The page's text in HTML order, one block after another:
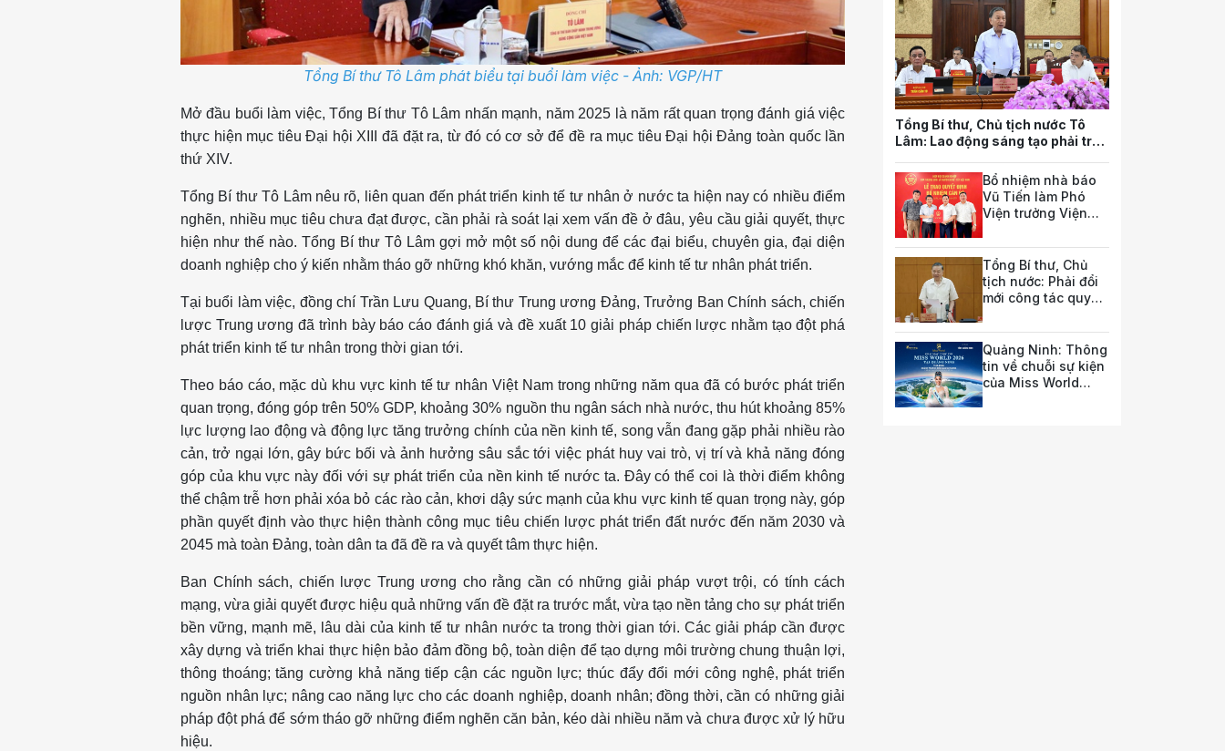
Tổng Bí thư Tô Lâm phát biểu tại buổi làm việc - Ảnh: VGP/HT
Mở đầu buổi làm việc, Tổng Bí thư Tô Lâm nhấn mạnh, năm 2025 là năm rất quan trọng đánh giá việc
thực hiện mục tiêu Đại hội XIII đã đặt ra, từ đó có cơ sở để đề ra mục tiêu Đại hội Đảng toàn quốc lần
thứ XIV.
Tổng Bí thư Tô Lâm nêu rõ, liên quan đến phát triển kinh tế tư nhân ở nước ta hiện nay có nhiều điểm
nghẽn, nhiều mục tiêu chưa đạt được, cần phải rà soát lại xem vấn đề ở đâu, yêu cầu giải quyết, thực
hiện như thế nào. Tổng Bí thư Tô Lâm gợi mở một số nội dung để các đại biểu, chuyên gia, đại diện
doanh nghiệp cho ý kiến nhằm tháo gỡ những khó khăn, vướng mắc để kinh tế tư nhân phát triển.
Tại buổi làm việc, đồng chí Trần Lưu Quang, Bí thư Trung ương Đảng, Trưởng Ban Chính sách, chiến
lược Trung ương đã trình bày báo cáo đánh giá và đề xuất 10 giải pháp chiến lược nhằm tạo đột phá
phát triển kinh tế tư nhân trong thời gian tới.
Theo báo cáo, mặc dù khu vực kinh tế tư nhân Việt Nam trong những năm qua đã có bước phát triển
quan trọng, đóng góp trên 50% GDP, khoảng 30% nguồn thu ngân sách nhà nước, thu hút khoảng 85%
lực lượng lao động và động lực tăng trưởng chính của nền kinh tế, song vẫn đang gặp phải nhiều rào
cản, trở ngại lớn, gây bức bối và ảnh hưởng sâu sắc tới việc phát huy vai trò, vị trí và khả năng đóng
góp của khu vực này đối với sự phát triển của nền kinh tế nước ta. Đây có thể coi là thời điểm không
thể chậm trễ hơn phải xóa bỏ các rào cản, khơi dậy sức mạnh của khu vực kinh tế quan trọng này, góp
phần quyết định vào thực hiện thành công mục tiêu chiến lược phát triển đất nước đến năm 2030 và
2045 mà toàn Đảng, toàn dân ta đã đề ra và quyết tâm thực hiện.
Ban Chính sách, chiến lược Trung ương cho rằng cần có những giải pháp vượt trội, có tính cách
mạng, vừa giải quyết được hiệu quả những vấn đề đặt ra trước mắt, vừa tạo nền tảng cho sự phát triển
bền vững, mạnh mẽ, lâu dài của kinh tế tư nhân nước ta trong thời gian tới. Các giải pháp cần được
xây dựng và triển khai thực hiện bảo đảm đồng bộ, toàn diện để tạo dựng môi trường chung thuận lợi,
thông thoáng; tăng cường khả năng tiếp cận các nguồn lực; thúc đẩy đổi mới công nghệ, phát triển
nguồn nhân lực; nâng cao năng lực cho các doanh nghiệp, doanh nhân; đồng thời, cần có những giải
pháp đột phá để sớm tháo gỡ những điểm nghẽn căn bản, kéo dài nhiều năm và chưa được xử lý hữu
hiệu.
Tổng Bí thư, Chủ tịch nước Tô
Lâm: Lao động sáng tạo phải trở
của quốc gia trong tương lai
Bổ nhiệm nhà báo
Vũ Tiến làm Phó
Viện trưởng Viện
luật và chính sách
doanh nghiệp
Tổng Bí thư, Chủ
tịch nước: Phải đổi
mới công tác quy
phát triển hạ tầng
Quảng Ninh: Thông
tin về chuỗi sự kiện
của Miss World